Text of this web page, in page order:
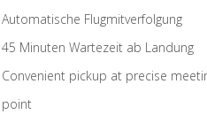
Automatische Flugmitverfolgung
45 Minuten Wartezeit ab Landung
Convenient pickup at precise
point